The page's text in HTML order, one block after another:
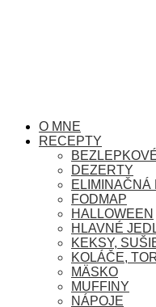
O MNE
RECEPTY
DEZERTY
ELIMINAČNÁ
FODMAP
HALLOWEEN
HLAVNÉ
KEKSY,
KOLÁČE,
MÄSKO
MUFFINY
NÁPOJE